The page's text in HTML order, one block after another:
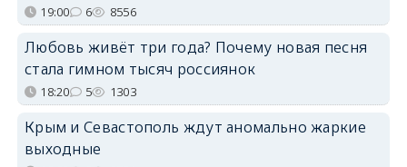
19:00 6 8556
Любовь живёт три года? Почему новая песня
стала гимном тысяч россиянок
18:20 5 1303
Крым и Севастополь ждут аномально жаркие
выходные